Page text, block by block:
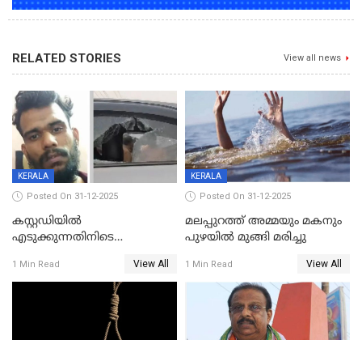
RELATED STORIES View all news
KERALA
Posted On 31-12-2025
കസ്റ്റഡിയിൽ
എടുക്കുന്നതിനിടെ
വധശ്രമക്കേസ് പ്രതി പിടിയിൽ
1 Min Read View All
KERALA
Posted On 31-12-2025
മലപ്പുറത്ത് അമ്മയും മകനും
പുഴയിൽ മുങ്ങി മരിച്ചു
1 Min Read View All